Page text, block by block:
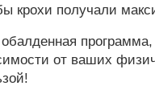
крохи получали
от ваших